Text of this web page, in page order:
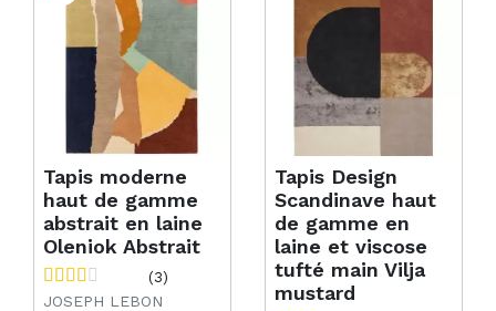
Tapis moderne
haut de gamme
abstrait en laine
Oleniok Abstrait
(3)
JOSEPH LEBON
Tapis Design
Scandinave haut
de gamme en
laine et viscose
tufté main Vilja
mustard